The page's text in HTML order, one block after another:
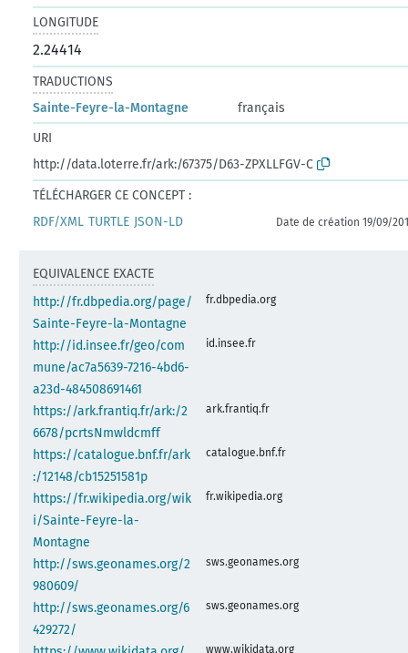
LONGITUDE
2.24414
TRADUCTIONS
Sainte-Feyre-la-Montagne
français
URI
http://data.loterre.fr/ark:/67375/D63-ZPXLLFGV-C
TÉLÉCHARGER CE CONCEPT :
RDF/XML TURTLE JSON-LD Date de création 19/09/
EQUIVALENCE EXACTE
http://fr.dbpedia.org/page/
Sainte-Feyre-la-Montagne
fr.dbpedia.org
http://id.insee.fr/geo/com
mune/ac7a5639-7216-4bd6-
a23d-484508691461
id.insee.fr
https://ark.frantiq.fr/ark:/2
6678/pcrtsNmwldcmff
ark.frantiq.fr
https://catalogue.bnf.fr/ark
:/12148/cb15251581p
catalogue.bnf.fr
https://fr.wikipedia.org/wik
i/Sainte-Feyre-la-
Montagne
fr.wikipedia.org
http://sws.geonames.org/2
980609/
sws.geonames.org
http://sws.geonames.org/6
429272/
sws.geonames.org
www.wikidata.org